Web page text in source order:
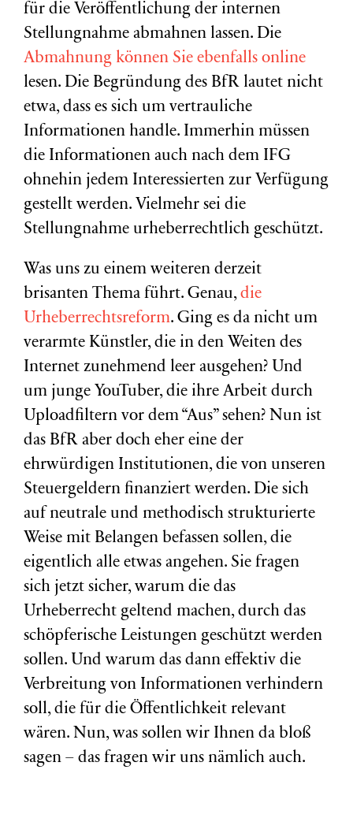
für die Veröffentlichung der internen
Stellungnahme abmahnen lassen. Die
Abmahnung können Sie ebenfalls online
lesen. Die Begründung des BfR lautet nicht
etwa, dass es sich um vertrauliche
Informationen handle. Immerhin müssen
die Informationen auch nach dem IFG
ohnehin jedem Interessierten zur Verfügung
gestellt werden. Vielmehr sei die
Stellungnahme urheberrechtlich geschützt.
Was uns zu einem weiteren derzeit
brisanten Thema führt. Genau,die
Urheberrechtsreform. Ging es da nicht um
verarmte Künstler, die in den Weiten des
Internet zunehmend leer ausgehen? Und
um junge YouTuber, die ihre Arbeit durch
Uploadfiltern vor dem “Aus” sehen? Nun ist
das BfR aber doch eher eine der
ehrwürdigen Institutionen, die von unseren
Steuergeldern finanziert werden. Die sich
auf neutrale und methodisch strukturierte
Weise mit Belangen befassen sollen, die
eigentlich alle etwas angehen. Sie fragen
sich jetzt sicher, warum die das
Urheberrecht geltend machen, durch das
schöpferische Leistungen geschützt werden
sollen. Und warum das dann effektiv die
Verbreitung von Informationen verhindern
soll, die für die Öffentlichkeit relevant
wären. Nun, was sollen wir Ihnen da bloß
sagen – das fragen wir uns nämlich auch.